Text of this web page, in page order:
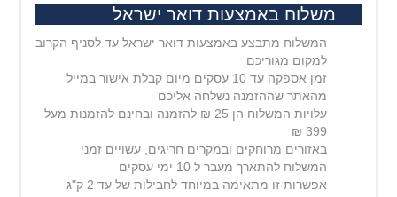
משלוח באמצעות דואר ישראל
המשלוח מתבצע באמצעות דואר ישראל עד לסניף הקרוב
למקום מגוריכם
זמן אספקה עד 10 עסקים מיום קבלת אישור במייל
מהאתר שההזמנה נשלחה אליכם
עלויות המשלוח הן 25 ₪ להזמנה ובחינם להזמנות מעל
399 ₪
באזורים מרוחקים ובמקרים חריגים, עשויים זמני
המשלוח להתארך מעבר ל 10 ימי עסקים
אפשרות זו מתאימה במיוחד לחבילות של עד 2 ק"ג